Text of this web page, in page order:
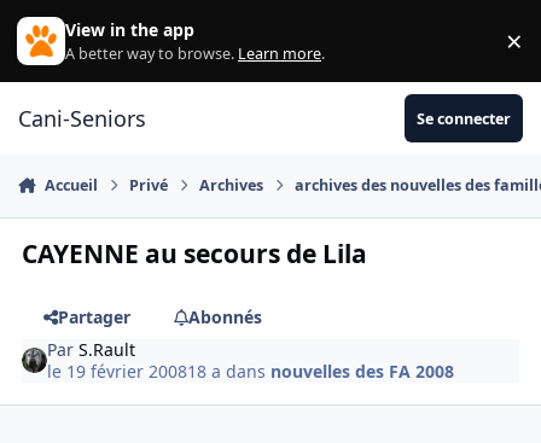
Aller au contenu
View in the app
A better way to browse. Learn more. ×
Cani-Seniors Se connecter
Accueil Privé Archives archives des nouvelles des
CAYENNE au secours de Lila
Partager
Abonnés
ParS.Rault
le 19 février 200818 a dans nouvelles des FA 2008